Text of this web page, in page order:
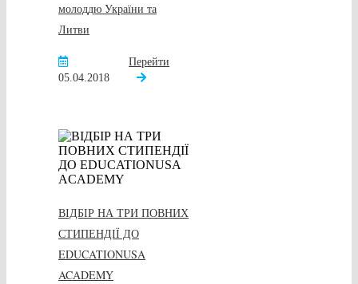
молоддю України та
Литви
05.04.2018
Перейти
ВІДБІР НА ТРИ ПОВНИХ
СТИПЕНДІЇ ДО
EDUCATIONUSA
ACADEMY